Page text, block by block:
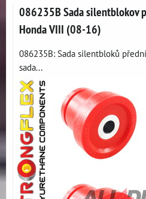
086235B Sada silentblokov
Honda VIII (08-16)
086235B: Sada silentbloků
sada...